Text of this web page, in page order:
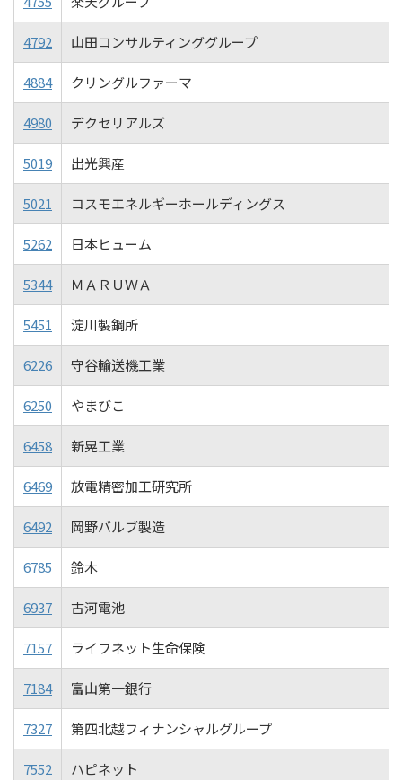
4792 山田コンサルティンググループ
4884 クリングルファーマ
4980 デクセリアルズ
5019 出光興産
5021 コスモエネルギーホールディングス
5262 日本ヒューム
5344 ＭＡＲＵＷＡ
5451 淀川製鋼所
6226 守谷輸送機工業
6250 やまびこ
6458 新晃工業
6469 放電精密加工研究所
6492 岡野バルブ製造
6785 鈴木
6937 古河電池
7157 ライフネット生命保険
7184 富山第一銀行
7327 第四北越フィナンシャルグループ
7552 ハピネット